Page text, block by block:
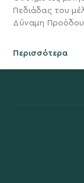
Πεδιάδας του
Δύναμη Προόδου
Περισσότερα